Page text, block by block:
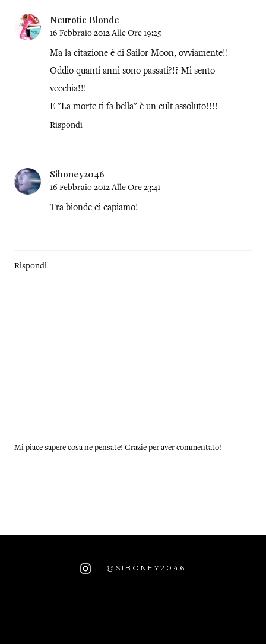
Neurotic Blonde
16 Febbraio 2012 Alle Ore 19:25
Ma la citazione è di Sailor Moon, ovviamente!!
Oddio quanti anni sono passati?!? Mi sento
vecchia!!!
E "La morte ti fa bella" è un cult assoluto!!!!
Rispondi
Siboney2046
16 Febbraio 2012 Alle Ore 23:41
Tra bionde ci capiamo!
Rispondi
Mi piace sapere cosa ne pensate! Grazie per aver commentato!
@SIBONEY2046